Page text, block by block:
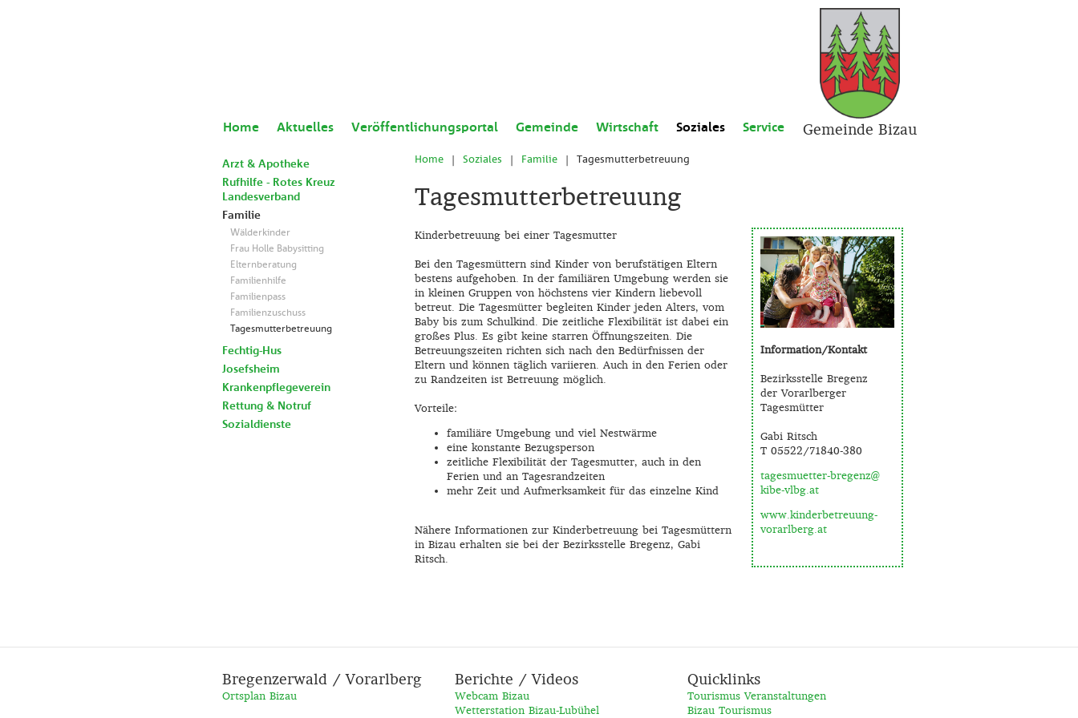
Gemeinde Bizau
Home Aktuelles Veröffentlichungsportal Gemeinde Wirtschaft Soziales Service
Arzt & Apotheke
Rufhilfe - Rotes Kreuz
Landesverband
Familie
Wälderkinder
Frau Holle Babysitting
Elternberatung
Familienhilfe
Familienpass
Familienzuschuss
Tagesmutterbetreuung
Fechtig-Hus
Josefsheim
Krankenpflegeverein
Rettung & Notruf
Sozialdienste
Home | Soziales | Familie | Tagesmutterbetreuung
Tagesmutterbetreuung
Kinderbetreuung bei einer Tagesmutter
Bei den Tagesmüttern sind Kinder von berufstätigen Eltern
bestens aufgehoben. In der familiären Umgebung werden sie
in kleinen Gruppen von höchstens vier Kindern liebevoll
betreut. Die Tagesmütter begleiten Kinder jeden Alters, vom
Baby bis zum Schulkind. Die zeitliche Flexibilität ist dabei ein
großes Plus. Es gibt keine starren Öffnungszeiten. Die
Betreuungszeiten richten sich nach den Bedürfnissen der
Eltern und können täglich variieren. Auch in den Ferien oder
zu Randzeiten ist Betreuung möglich.
Vorteile:
familiäre Umgebung und viel Nestwärme
eine konstante Bezugsperson
zeitliche Flexibilität der Tagesmutter, auch in den
Ferien und an Tagesrandzeiten
mehr Zeit und Aufmerksamkeit für das einzelne Kind
Nähere Informationen zur Kinderbetreuung bei Tagesmüttern
in Bizau erhalten sie bei der Bezirksstelle Bregenz, Gabi
Ritsch.
Information/Kontakt
Bezirksstelle Bregenz
der Vorarlberger
Tagesmütter
Gabi Ritsch
T 05522/71840-380
tagesmuetter-bregenz@
kibe-vlbg.at
www.kinderbetreuung-
vorarlberg.at
Bregenzerwald / Vorarlberg
Ortsplan Bizau
Berichte / Videos
Webcam Bizau
Wetterstation Bizau-Lubühel
Quicklinks
Tourismus Veranstaltungen
Bizau Tourismus